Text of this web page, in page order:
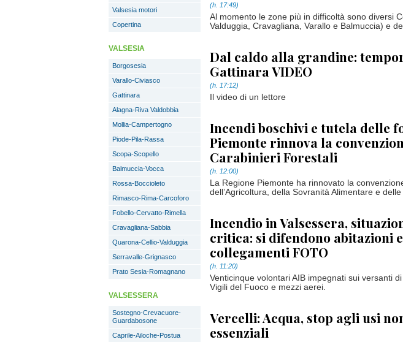
Valsesia motori
Copertina
VALSESIA
Borgosesia
Varallo-Civiasco
Gattinara
Alagna-Riva Valdobbia
Mollia-Campertogno
Piode-Pila-Rassa
Scopa-Scopello
Balmuccia-Vocca
Rossa-Boccioleto
Rimasco-Rima-Carcoforo
Fobello-Cervatto-Rimella
Cravagliana-Sabbia
Quarona-Cellio-Valduggia
Serravalle-Grignasco
Prato Sesia-Romagnano
VALSESSERA
Sostegno-Crevacuore-
Guardabosone
Caprile-Ailoche-Postua
(h. 17:49)
Al momento le zone più in difficoltà sono diversi
Valduggia, Cravagliana, Varallo e Balmuccia) e
Dal caldo alla grandine:
Gattinara VIDEO
(h. 17:12)
Il video di un lettore
Incendi boschivi e tutela delle
Piemonte rinnova la
Carabinieri Forestali
(h. 12:00)
La Regione Piemonte ha rinnovato la
dell’Agricoltura, della Sovranità Alimentare e
Incendio in Valsessera,
critica: si difendono abitazioni e
collegamenti FOTO
(h. 11:20)
Venticinque volontari AIB impegnati sui versanti
Vigili del Fuoco e mezzi aerei.
Vercelli: Acqua, stop agli usi
essenziali